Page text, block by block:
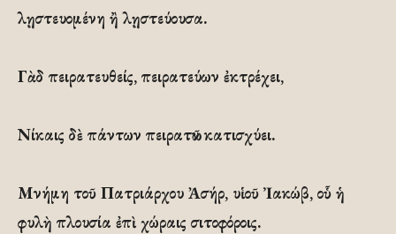
λῃστευομένη ἢ λῃστεύουσα.
Γὰδ πειρατευθείς, πειρατεύων ἐκτρέχει,
Νίκαις δὲ πάντων πειρατῶν κατισχύει.
Μνήμη τοῦ Πατριάρχου Ἀσήρ, υἱοῦ Ἰακώβ, οὗ ἡ
φυλὴ πλουσία ἐπὶ χώραις σιτοφόροις.